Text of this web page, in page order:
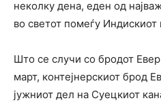
неколку дена, еден од
во светот помеѓу Индискиот
Што се случи со бродот
март, контејнерскиот брод
јужниот дел на Суецкиот